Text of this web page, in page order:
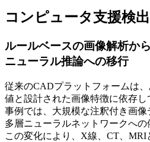
コンピュータ支援検
ルールベースの画像解析か
ニューラル推論への移行
従来のCADプラットフォームは
値と設計された画像特徴に依存
事例では、大規模な注釈付き画
多層ニューラルネットワークへの
この変化により、X線、CT、